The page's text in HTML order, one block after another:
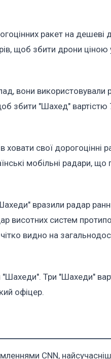
ракет на дешеві
щоб збити дрони ціною
вони використовували
збити "Шахед" вартістю
свої дорогоцінні
мобільні радари, що
вразили радар
висотних систем
видно на
"Шахеди". Три "Шахеди"
офіцер.
CNN,